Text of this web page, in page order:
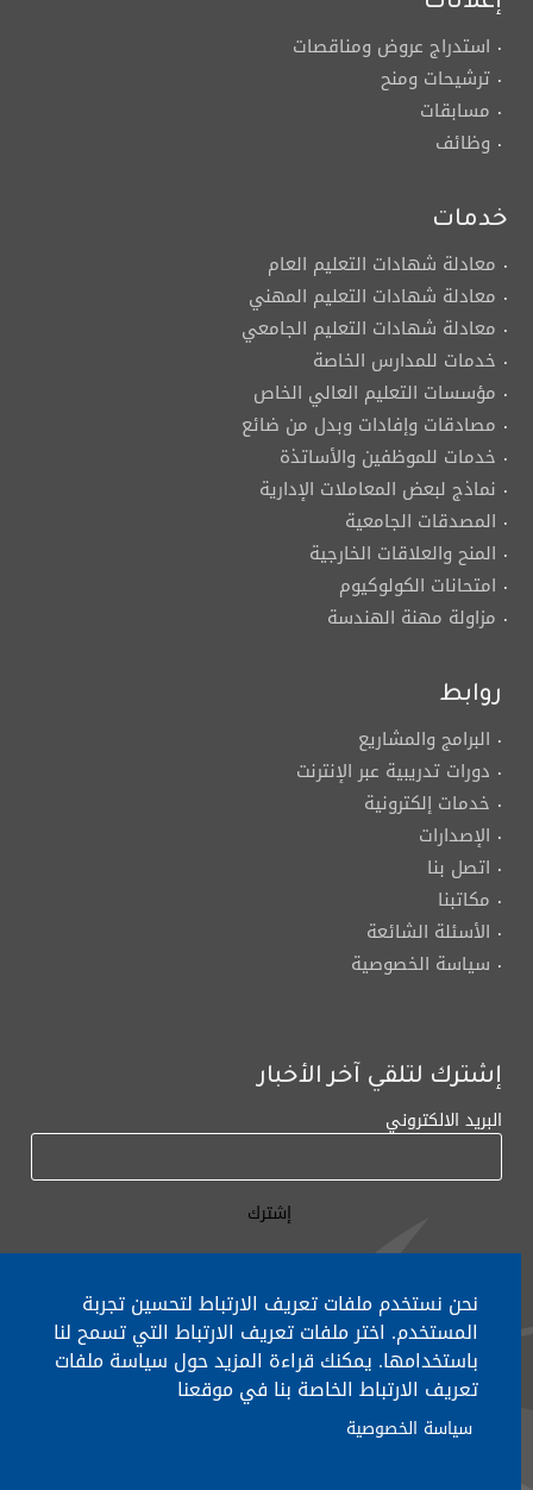
استدراج عروض ومناقصات
ترشيحات ومنح
مسابقات
وظائف
خدمات
معادلة شهادات التعليم العام
معادلة شهادات التعليم المهني
معادلة شهادات التعليم الجامعي
خدمات للمدارس الخاصة
مؤسسات التعليم العالي الخاص
مصادقات وإفادات وبدل من ضائع
خدمات للموظفين والأساتذة
نماذج لبعض المعاملات الإدارية
المصدقات الجامعية
المنح والعلاقات الخارجية
امتحانات الكولوكيوم
مزاولة مهنة الهندسة
روابط
البرامج والمشاريع
دورات تدريبية عبر الإنترنت
خدمات إلكترونية
الإصدارات
اتصل بنا
مكاتبنا
الأسئلة الشائعة
سياسة الخصوصية
إشترك لتلقي آخر الأخبار
البريد الالكتروني
لأي إستفسار الإتصال على:٠١/٧٧٢٠٠٠
جميع الحقوق محفوظة © 2026 , وزارة التربية والتعليم العالي، لبنان.
نحن نستخدم ملفات تعريف الارتباط لتحسين تجربة
المستخدم. اختر ملفات تعريف الارتباط التي تسمح لنا
باستخدامها. يمكنك قراءة المزيد حول سياسة ملفات
تعريف الارتباط الخاصة بنا في موقعنا
سياسة الخصوصية